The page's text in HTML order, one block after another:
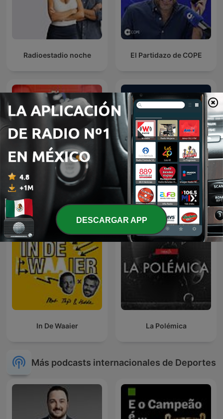
Radioestadio noche El Partidazo de COPE
El Pulso del Fútbol Peláez y de Francisco
In De Waaier La Polémica
Más podcasts internacionales de Deportes
DESCARGAR APP